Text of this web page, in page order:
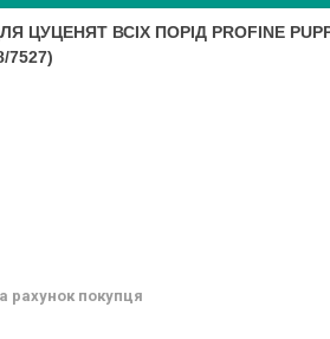
ВСІХ ПОРІД PROFINE
7527)
рахунок покупця